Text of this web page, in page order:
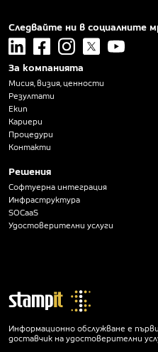
Следвайте ни в социалните
linkedin facebookinstagram
x youtube
За компанията
Мисия, визия, ценности
Резултати
Екип
Кариери
Процедури
Контакти
Решения
Софтуерна интеграция
Инфраструктура
SOCaaS
Удостоверителни услуги
Информационно обслужване е
доставчик на удостоверителни